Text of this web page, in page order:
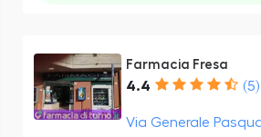
Farmacia Fresa
4.4 (5)
Via Generale